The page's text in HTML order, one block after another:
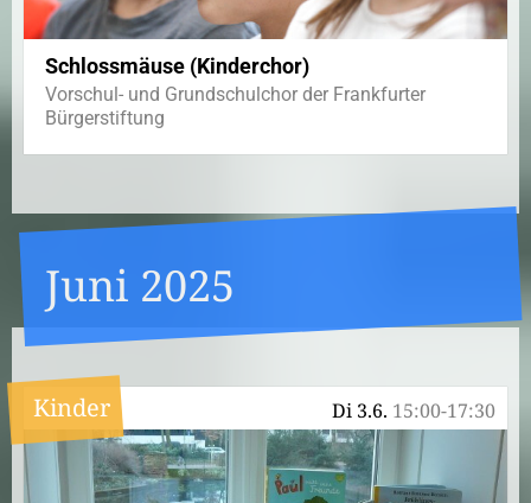
Schlossmäuse (Kinderchor)
Vorschul- und Grundschulchor der Frankfurter
Bürgerstiftung
Juni 2025
Di 3.6. 15:00-17:30
Kinder